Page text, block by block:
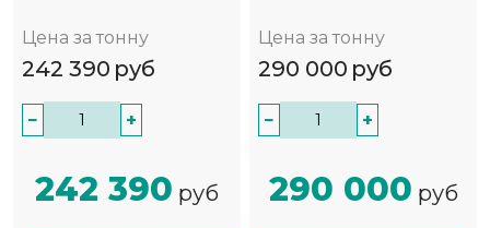
Цена за тонну
242 390 руб
− +
242 390 руб
Цена за тонну
290 000 руб
− +
290 000 руб